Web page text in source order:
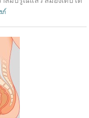
ภ์